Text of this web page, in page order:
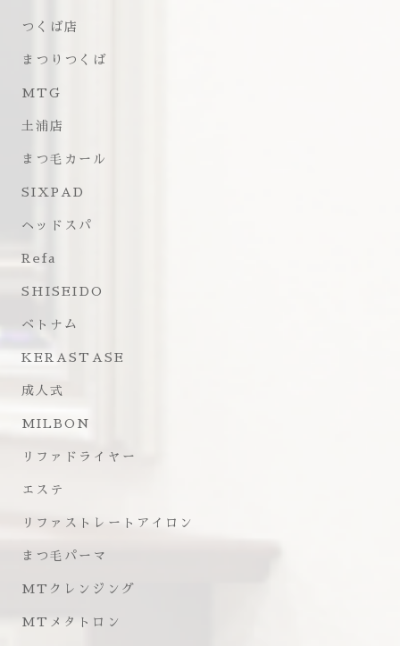
つくば店
まつりつくば
MTG
土浦店
まつ毛カール
SIXPAD
ヘッドスパ
Refa
SHISEIDO
ベトナム
KERASTASE
成人式
MILBON
リファドライヤー
エステ
リファストレートアイロン
まつ毛パーマ
MTクレンジング
MTメタトロン